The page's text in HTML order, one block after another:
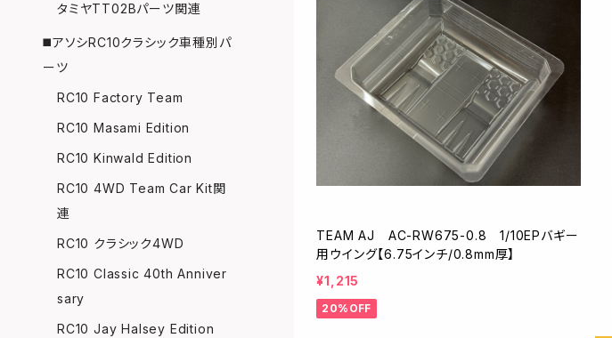
TEAM AJ AC-RW675-0.8 1/10EPバギー
用ウイング【6.75インチ/0.8mm厚】
¥1,215
20%OFF
タミヤTT02Bパーツ関連
◼️アソシRC10クラシック車種別パ
ーツ
RC10 Factory Team
RC10 Masami Edition
RC10 Kinwald Edition
RC10 4WD Team Car Kit関
連
RC10 クラシック4WD
RC10 Classic 40th Anniver
sary
RC10 Jay Halsey Edition